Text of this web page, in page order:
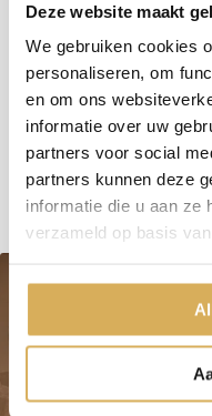
Deze website maakt
We gebruiken cookies
personaliseren, om
en om ons
informatie over uw
partners voor social
partners kunnen deze
informatie die u aan ze
verzameld op basis
Neem contact
Specificaties: